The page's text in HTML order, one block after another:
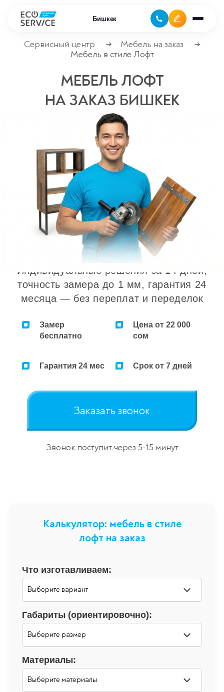
Бишкек
Ремонт крупно бытовой техники
Ремонт газовых котлов
Ремонт кондиционеров
Сервисный центр → Мебель на заказ
→
Мебель в стиле Лофт
МЕБЕЛЬ ЛОФТ
НА ЗАКАЗ БИШКЕК
Индивидуальные решения за 14 дней,
точность замера до 1 мм, гарантия 24
месяца — без переплат и переделок
Замер
бесплатно
Цена от 22 000
сом
Гарантия 24 мес Срок от 7 дней
Заказать звонок
Звонок поступит через 5-15 минут
Калькулятор: мебель в стиле
лофт на заказ
Что изготавливаем:
Габариты (ориентировочно):
Материалы: